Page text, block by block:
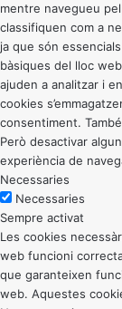
mentre navegueu
classifiquen com a
ja que són
bàsiques del lloc
ajuden a analitzar i
cookies
consentiment.
Però desactivar
experiència de
Necessaries
Necessaries
Sempre activat
Les cookies
web funcioni
que garanteixen
web. Aquestes